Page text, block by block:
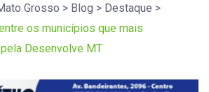
Grosso > Blog > Destaque >
os municípios que mais
Desenvolve MT